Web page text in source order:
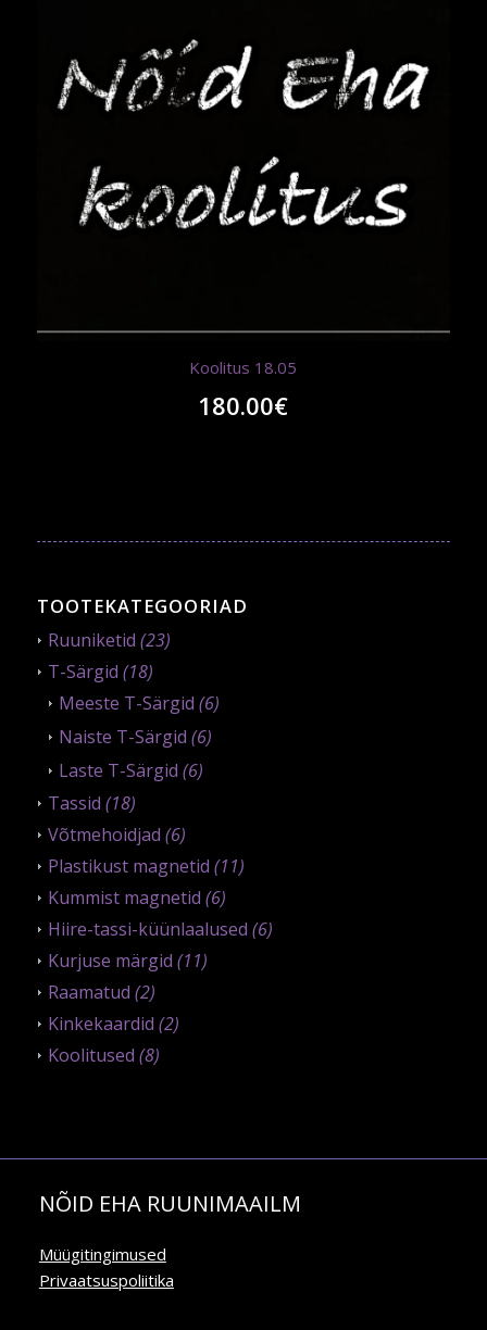
Koolitus 18.05
180.00€
TOOTEKATEGOORIAD
Ruuniketid (23)
T-Särgid (18)
Meeste T-Särgid (6)
Naiste T-Särgid (6)
Laste T-Särgid (6)
Tassid (18)
Võtmehoidjad (6)
Plastikust magnetid (11)
Kummist magnetid (6)
Hiire-tassi-küünlaalused (6)
Kurjuse märgid (11)
Raamatud (2)
Kinkekaardid (2)
Koolitused (8)
NÕID EHA RUUNIMAAILM
Müügitingimused
Privaatsuspoliitika